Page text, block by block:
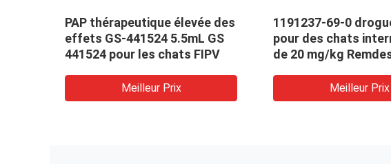
PAP thérapeutique élevée des
effets GS-441524 5.5mL GS
441524 pour les chats FIPV
Meilleur Prix
1191237-69-0
pour des chats
de 20 mg/kg
Meilleur Prix